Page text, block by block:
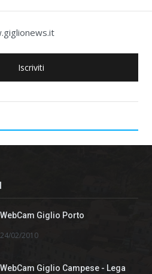
Iscriviti
WebCam Giglio Porto
24/02/2010
WebCam Giglio Campese - Lega